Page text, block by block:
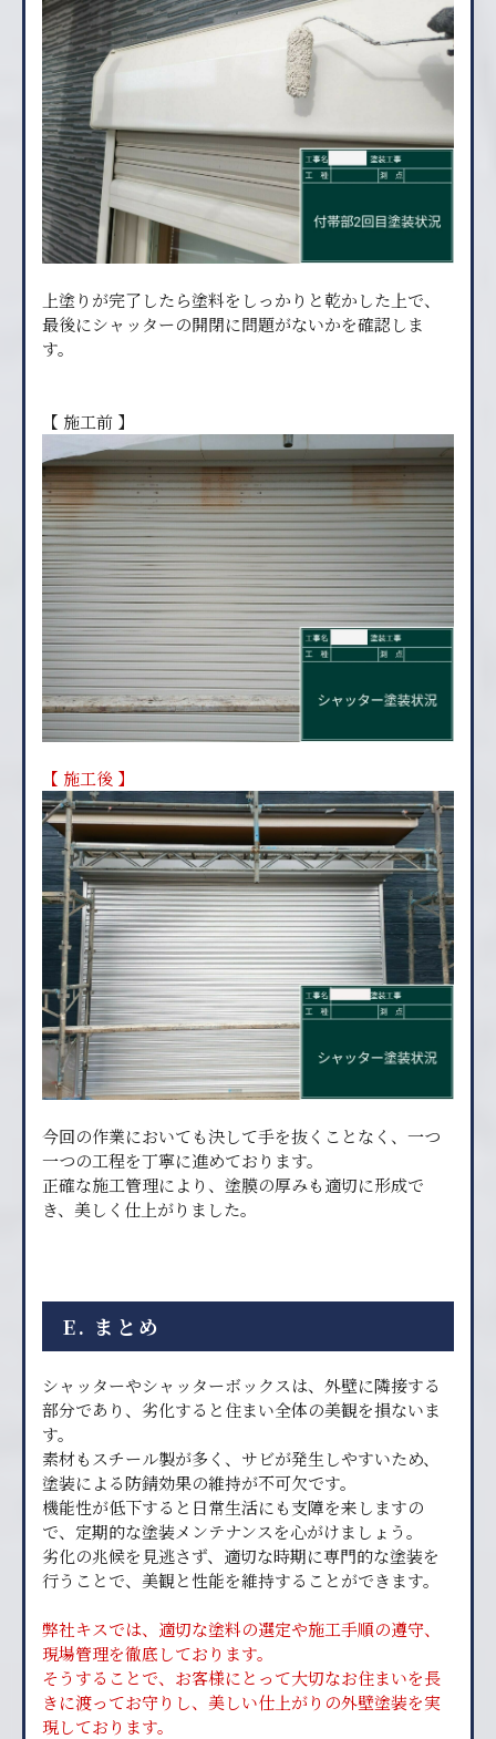
上塗りが完了したら塗料をしっかりと乾かした上で、
最後にシャッターの開閉に問題がないかを確認しま
す。
【 施工前 】
【 施工後 】
今回の作業においても決して手を抜くことなく、一つ
一つの工程を丁寧に進めております。
正確な施工管理により、塗膜の厚みも適切に形成で
き、美しく仕上がりました。
E. まとめ
シャッターやシャッターボックスは、外壁に隣接する
部分であり、劣化すると住まい全体の美観を損ないま
す。
素材もスチール製が多く、サビが発生しやすいため、
塗装による防錆効果の維持が不可欠です。
機能性が低下すると日常生活にも支障を来しますの
で、定期的な塗装メンテナンスを心がけましょう。
劣化の兆候を見逃さず、適切な時期に専門的な塗装を
行うことで、美観と性能を維持することができます。
弊社キスでは、適切な塗料の選定や施工手順の遵守、
現場管理を徹底しております。
そうすることで、お客様にとって大切なお住まいを長
きに渡ってお守りし、美しい仕上がりの外壁塗装を実
現しております。